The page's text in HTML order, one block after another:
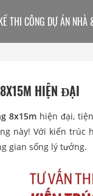
HIỆN ĐẠI
8x15m hiện đại,
này! Với kiến
gian sống lý tưởng.
THI CÔNG DỰ ÁN